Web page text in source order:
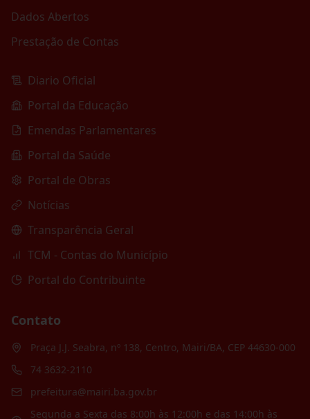
Dados Abertos
Prestação de Contas
Diario Oficial
Portal da Educação
Emendas Parlamentares
Portal da Saúde
Portal de Obras
Notícias
Transparência Geral
TCM - Contas do Município
Portal do Contribuinte
Contato
Praça J.J. Seabra, nº 138, Centro, Mairi/BA, CEP 44630-000
74 3632-2110
prefeitura@mairi.ba.gov.br
Segunda a Sexta das 8:00h às 12:00h e das 14:00h às